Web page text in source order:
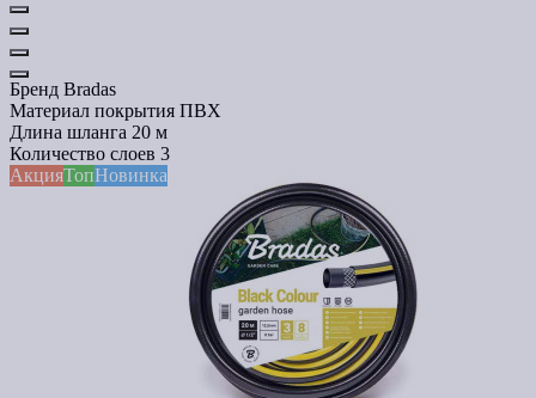
Бренд Bradas
Материал покрытия ПВХ
Длина шланга 20 м
Количество слоев 3
АкцияТопНовинка